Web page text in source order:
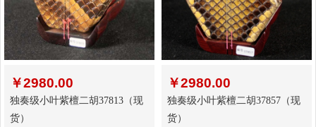
￥2980.00
独奏级小叶紫檀二胡37813（现
货）
￥2980.00
独奏级小叶紫檀二胡37857（现
货）